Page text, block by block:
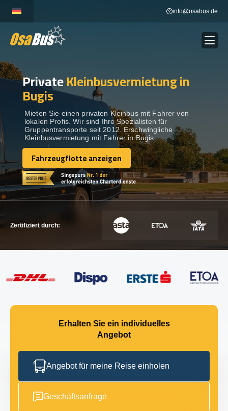
content
info@osabus.de
BUSVERMIETUNG Show dropdown
REISEZIELE
FLOTTE
KONTAKTIEREN SIE UNS
KONTAKTIEREN SIE UNS
PrivateKleinbusvermietung in
Bugis
Mieten Sie einen privaten Kleinbus mit Fahrer von
lokalen Profis. Wir sind Ihre Spezialisten für
Gruppentransporte seit 2012. Erschwingliche
Kleinbusvermietung mit Fahrer in Bugis.
Fahrzeugflotte anzeigen
Fahrzeugflotte anzeigen
Zertifiziert durch:
Erhalten Sie ein individuelles
Angebot
Angebot für meine Reise einholen
Geschäftsanfrage